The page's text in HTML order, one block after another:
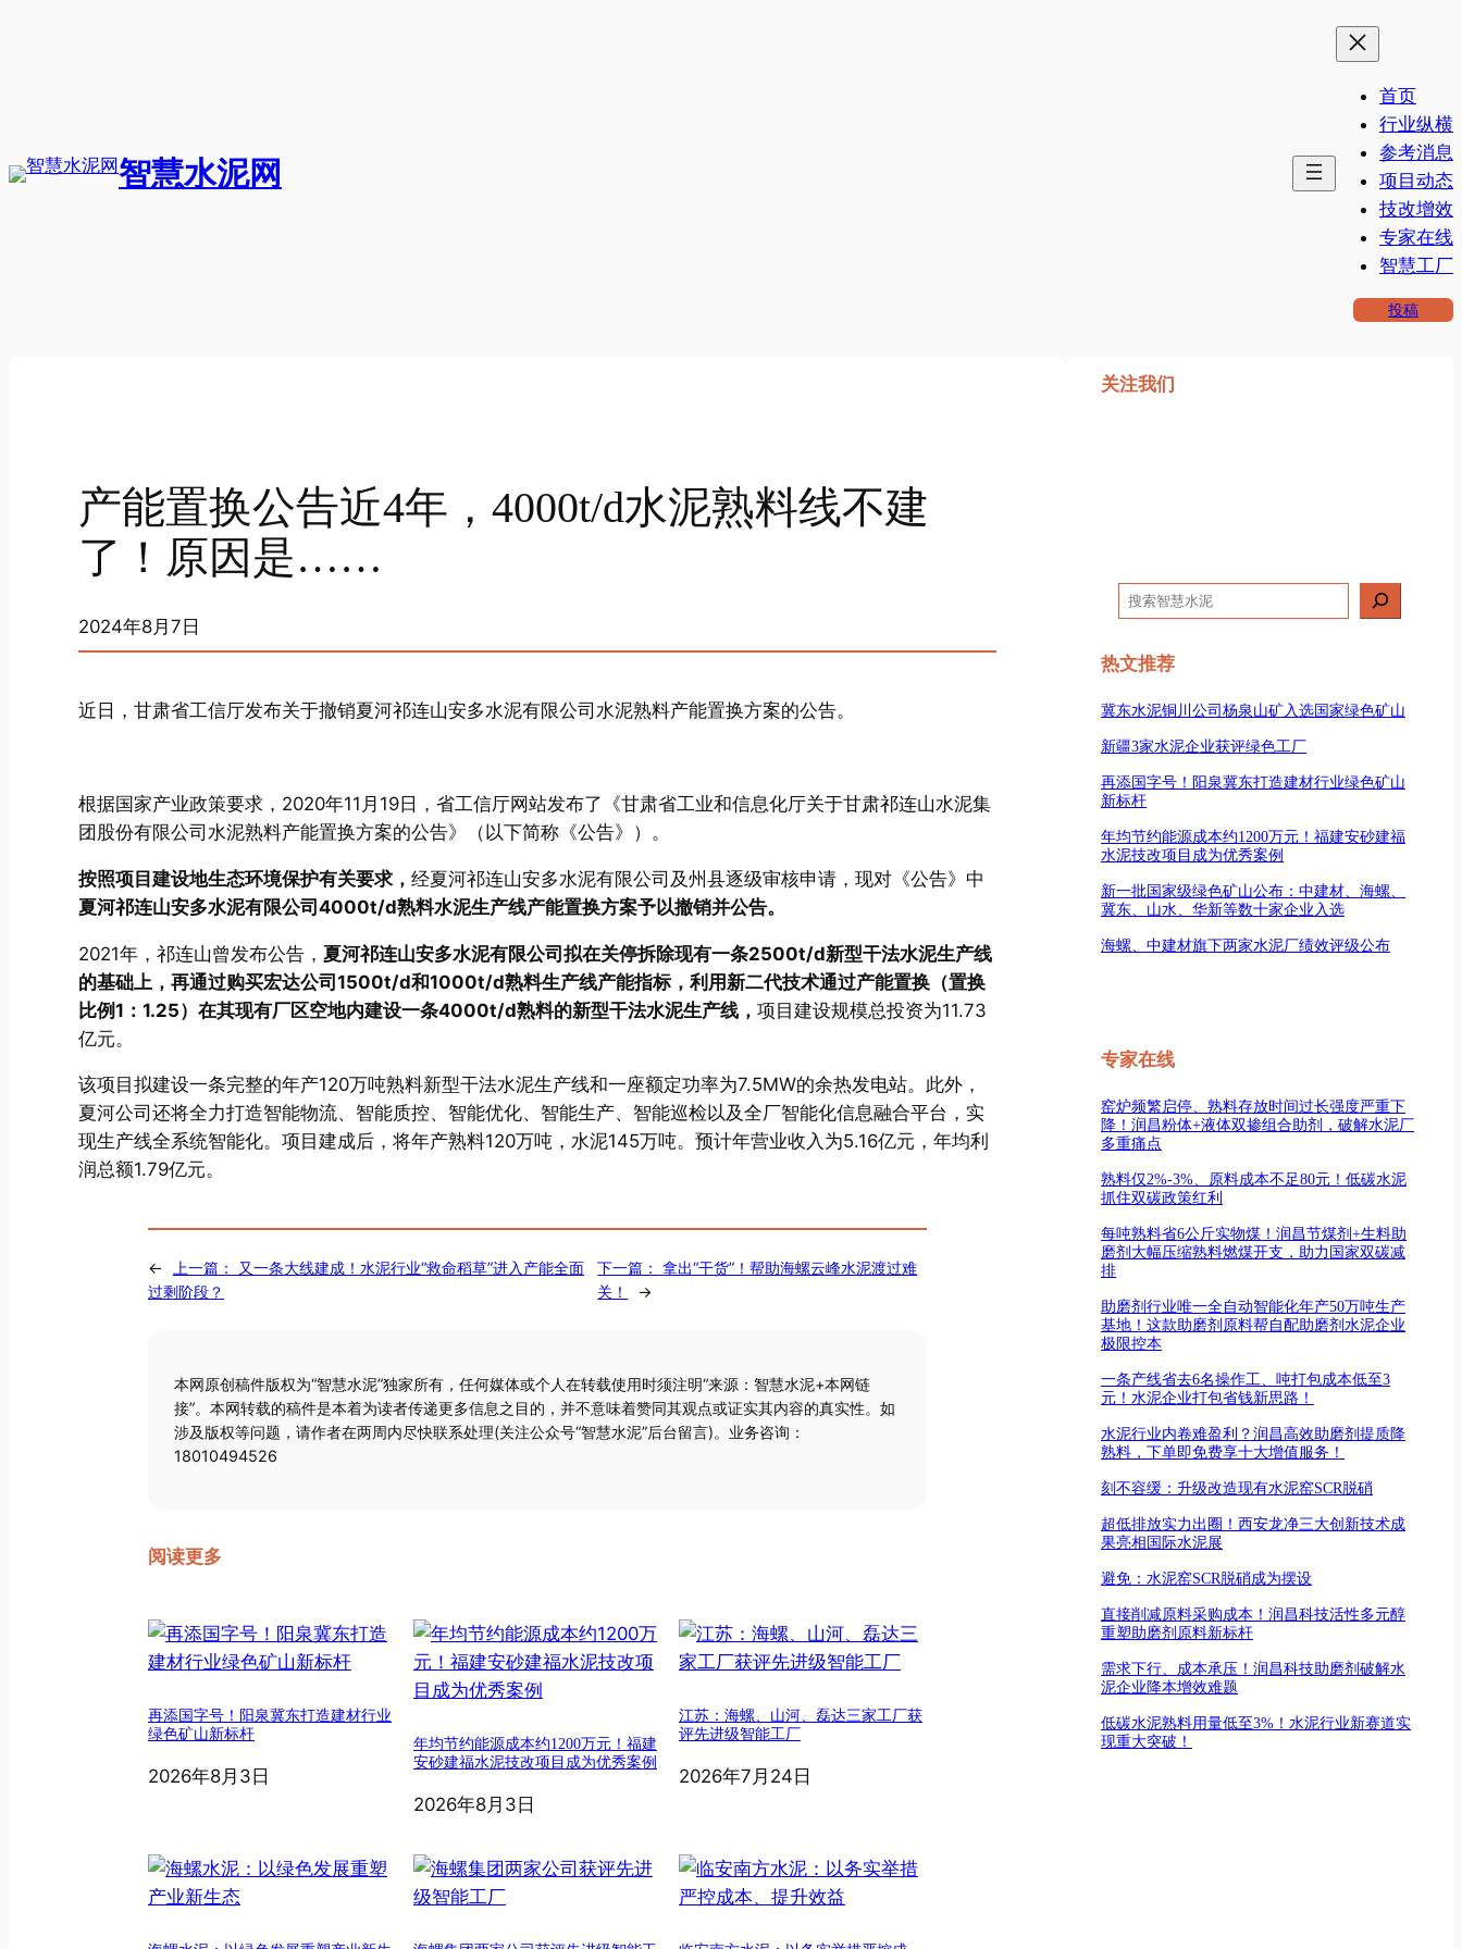
智慧水泥网
首页
行业纵横
参考消息
项目动态
技改增效
专家在线
智慧工厂
投稿
产能置换公告近4年，4000t/d水泥熟料线不建
了！原因是……
2024年8月7日
近日，甘肃省工信厅发布关于撤销夏河祁连山安多水泥有限公司水泥熟料产能置换方案的公告。
根据国家产业政策要求，2020年11月19日，省工信厅网站发布了《甘肃省工业和信息化厅关于甘肃祁连山水泥集
团股份有限公司水泥熟料产能置换方案的公告》（以下简称《公告》）。
按照项目建设地生态环境保护有关要求， 经夏河祁连山安多水泥有限公司及州县逐级审核申请，现对《公告》中
夏河祁连山安多水泥有限公司4000t/d熟料水泥生产线产能置换方案予以撤销并公告。
2021年，祁连山曾发布公告， 夏河祁连山安多水泥有限公司拟在关停拆除现有一条2500t/d新型干法水泥生产线
的基础上，再通过购买宏达公司1500t/d和1000t/d熟料生产线产能指标，利用新二代技术通过产能置换（置换
比例1：1.25）在其现有厂区空地内建设一条4000t/d熟料的新型干法水泥生产线， 项目建设规模总投资为11.73
亿元。
该项目拟建设一条完整的年产120万吨熟料新型干法水泥生产线和一座额定功率为7.5MW的余热发电站。此外，
夏河公司还将全力打造智能物流、智能质控、智能优化、智能生产、智能巡检以及全厂智能化信息融合平台，实
现生产线全系统智能化。项目建成后，将年产熟料120万吨，水泥145万吨。预计年营业收入为5.16亿元，年均利
润总额1.79亿元。
← 上一篇：
又一条大线建成！水泥行业“救命稻草”进入产能全面
过剩阶段？
下一篇：
拿出“干货”！帮助海螺云峰水泥渡过难
关！
→
本网原创稿件版权为“智慧水泥”独家所有，任何媒体或个人在转载使用时须注明“来源：智慧水泥+本网链
接”。本网转载的稿件是本着为读者传递更多信息之目的，并不意味着赞同其观点或证实其内容的真实性。如
涉及版权等问题，请作者在两周内尽快联系处理(关注公众号“智慧水泥”后台留言)。业务咨询：
18010494526
阅读更多
再添国字号！阳泉冀东打造建材行业
绿色矿山新标杆
2026年8月3日
年均节约能源成本约1200万元！福建
安砂建福水泥技改项目成为优秀案例
2026年8月3日
江苏：海螺、山河、磊达三家工厂获
评先进级智能工厂
2026年7月24日
关注我们
搜
索
热文推荐
冀东水泥铜川公司杨泉山矿入选国家绿色矿山
新疆3家水泥企业获评绿色工厂
再添国字号！阳泉冀东打造建材行业绿色矿山
新标杆
年均节约能源成本约1200万元！福建安砂建福
水泥技改项目成为优秀案例
新一批国家级绿色矿山公布：中建材、海螺、
冀东、山水、华新等数十家企业入选
海螺、中建材旗下两家水泥厂绩效评级公布
专家在线
窑炉频繁启停、熟料存放时间过长强度严重下
降！润昌粉体+液体双掺组合助剂，破解水泥厂
多重痛点
熟料仅2%-3%、原料成本不足80元！低碳水泥
抓住双碳政策红利
每吨熟料省6公斤实物煤！润昌节煤剂+生料助
磨剂大幅压缩熟料燃煤开支，助力国家双碳减
排
助磨剂行业唯一全自动智能化年产50万吨生产
基地！这款助磨剂原料帮自配助磨剂水泥企业
极限控本
一条产线省去6名操作工、吨打包成本低至3
元！水泥企业打包省钱新思路！
水泥行业内卷难盈利？润昌高效助磨剂提质降
熟料，下单即免费享十大增值服务！
刻不容缓：升级改造现有水泥窑SCR脱硝
超低排放实力出圈！西安龙净三大创新技术成
果亮相国际水泥展
避免：水泥窑SCR脱硝成为摆设
直接削减原料采购成本！润昌科技活性多元醇
重塑助磨剂原料新标杆
需求下行、成本承压！润昌科技助磨剂破解水
泥企业降本增效难题
低碳水泥熟料用量低至3%！水泥行业新赛道实
现重大突破！